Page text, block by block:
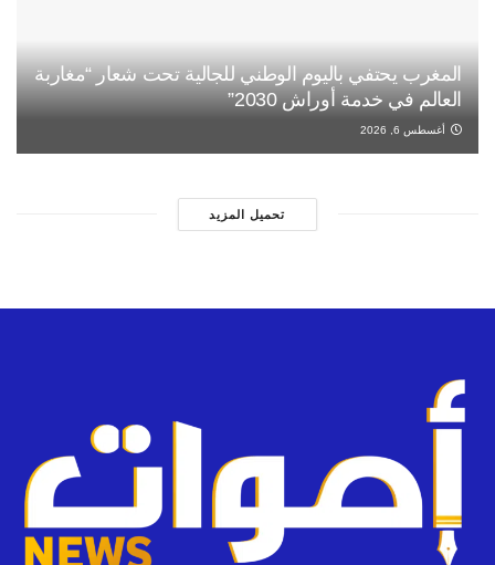
المغرب يحتفي باليوم الوطني للجالية تحت شعار “مغاربة
العالم في خدمة أوراش 2030”
أغسطس 6, 2026
تحميل المزيد